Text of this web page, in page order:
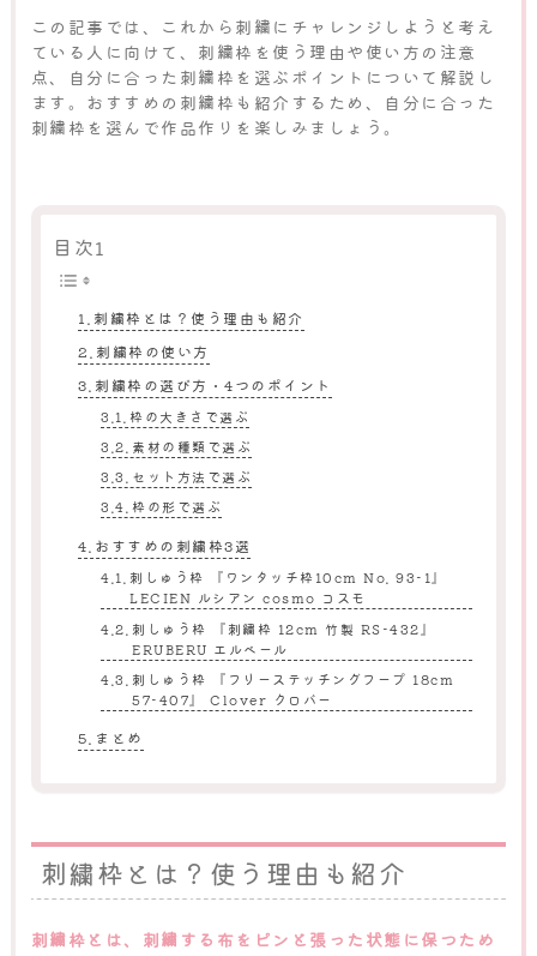
この記事では、これから刺繍にチャレンジしようと考え
ている人に向けて、刺繍枠を使う理由や使い方の注意
点、自分に合った刺繍枠を選ぶポイントについて解説し
ます。おすすめの刺繍枠も紹介するため、自分に合った
刺繍枠を選んで作品作りを楽しみましょう。
目次1
刺繍枠とは？使う理由も紹介
刺繍枠の使い方
刺繍枠の選び方・4つのポイント
枠の大きさで選ぶ
素材の種類で選ぶ
セット方法で選ぶ
枠の形で選ぶ
おすすめの刺繍枠3選
刺しゅう枠 『ワンタッチ枠10cm No. 93-1』
LECIEN ルシアン cosmo コスモ
刺しゅう枠 『刺繍枠 12cm 竹製 RS-432』
ERUBERU エルベール
刺しゅう枠 『フリーステッチングフープ 18cm
57-407』 Clover クロバー
まとめ
刺繍枠とは？使う理由も紹介
刺繍枠とは、刺繍する布をピンと張った状態に保つため